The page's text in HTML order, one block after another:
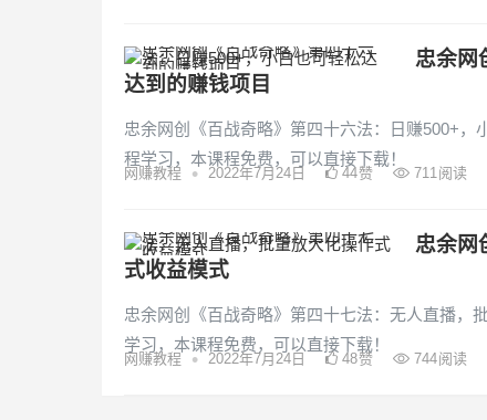
忠余网
达到的赚钱项目
忠余网创《百战奇略》第四十六法：日赚500+
程学习，本课程免费，可以直接下载！
网赚教程 • 2022年7月24日 44赞 711 阅读
忠余网
式收益模式
忠余网创《百战奇略》第四十七法：无人直播，
学习，本课程免费，可以直接下载！
网赚教程 • 2022年7月24日 48赞 744阅读